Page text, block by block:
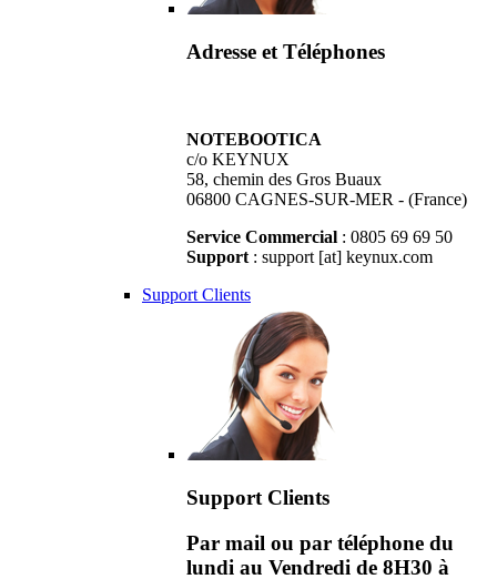
Adresse et Téléphones
NOTEBOOTICA
c/o KEYNUX
58, chemin des Gros Buaux
06800 CAGNES-SUR-MER - (France)
Service Commercial : 0805 69 69 50
Support : support [at] keynux.com
Support Clients
Support Clients
Par mail ou par téléphone du
lundi au Vendredi de 8H30 à